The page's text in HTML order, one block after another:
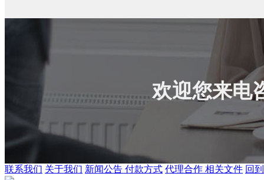
欢迎您来电
联系我们 关于我们 新闻公告 付款方式 代理合作 相关文件 回